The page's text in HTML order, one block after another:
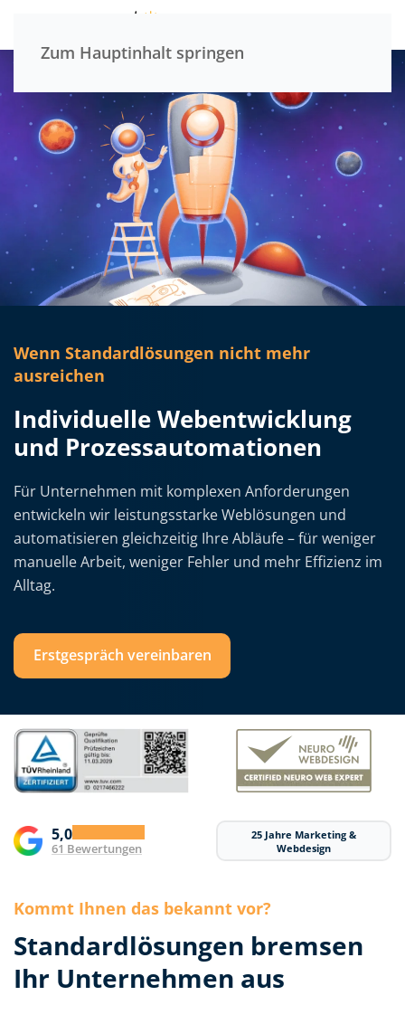
Zum Hauptinhalt springen
Wenn Standardlösungen nicht mehr
ausreichen
Individuelle Webentwicklung
und Prozessautomationen
Für Unternehmen mit komplexen Anforderungen
entwickeln wir leistungsstarke Weblösungen und
automatisieren gleichzeitig Ihre Abläufe – für weniger
manuelle Arbeit, weniger Fehler und mehr Effizienz im
Alltag.
Erstgespräch vereinbaren
5,0
61 Bewertungen
25 Jahre Marketing &
Webdesign
Kommt Ihnen das bekannt vor?
Standardlösungen bremsen
Ihr Unternehmen aus